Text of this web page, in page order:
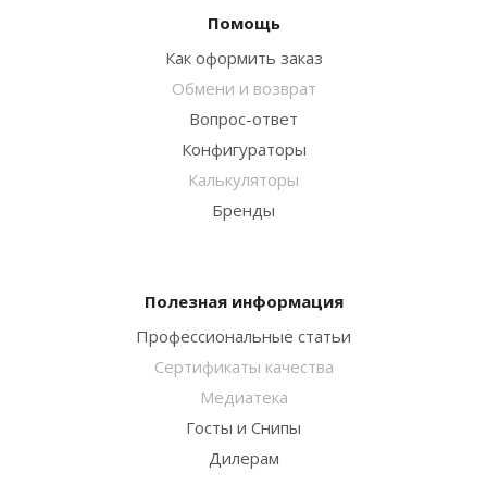
Помощь
Как оформить заказ
Обмени и возврат
Вопрос-ответ
Конфигураторы
Калькуляторы
Бренды
Полезная информация
Профессиональные статьи
Сертификаты качества
Медиатека
Госты и Снипы
Дилерам